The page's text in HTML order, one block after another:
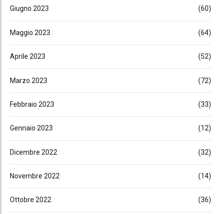
Giugno 2023 (60)
Maggio 2023 (64)
Aprile 2023 (52)
Marzo 2023 (72)
Febbraio 2023 (33)
Gennaio 2023 (12)
Dicembre 2022 (32)
Novembre 2022 (14)
Ottobre 2022 (36)